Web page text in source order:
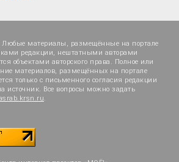
материалы, размещённые на портале
редакции, нештатными авторами
объектами авторского права. Полное или
материалов, размещённых на портале
только с письменного согласия редакции
источник. Все вопросы можно задать
.